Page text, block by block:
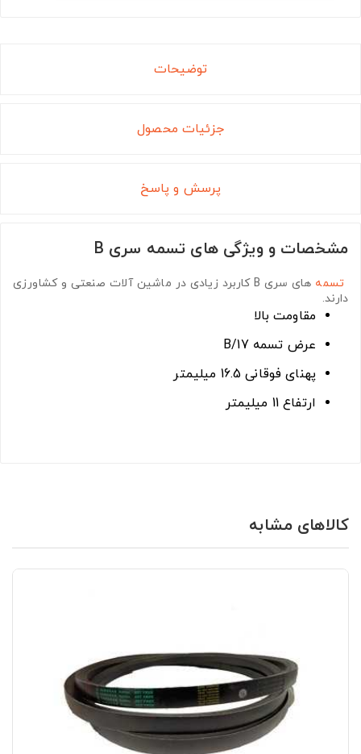
توضیحات
جزئیات محصول
پرسش و پاسخ
مشخصات و ویژگی های تسمه سری B
تسمه های سری B
کاربرد زیادی در ماشین آلات صنعتی و کشاورزی
دارند.
مقاومت بالا
عرض تسمه B/17
پهنای فوقانی 16.5 میلیمتر
ارتفاع 11 میلیمتر
کالاهای مشابه